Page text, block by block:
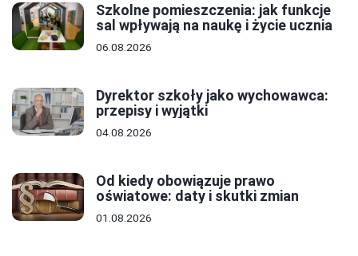
Szkolne pomieszczenia: jak funkcje
sal wpływają na naukę i życie ucznia
06.08.2026
Dyrektor szkoły jako wychowawca:
przepisy i wyjątki
04.08.2026
Od kiedy obowiązuje prawo
oświatowe: daty i skutki zmian
01.08.2026